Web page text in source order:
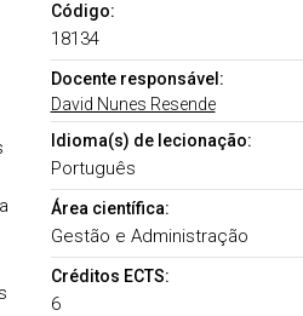
Código:
18134
Docente responsável:
David Nunes Resende
Idioma(s) de lecionação:
Português
Área científica:
Gestão e Administração
Créditos ECTS:
6